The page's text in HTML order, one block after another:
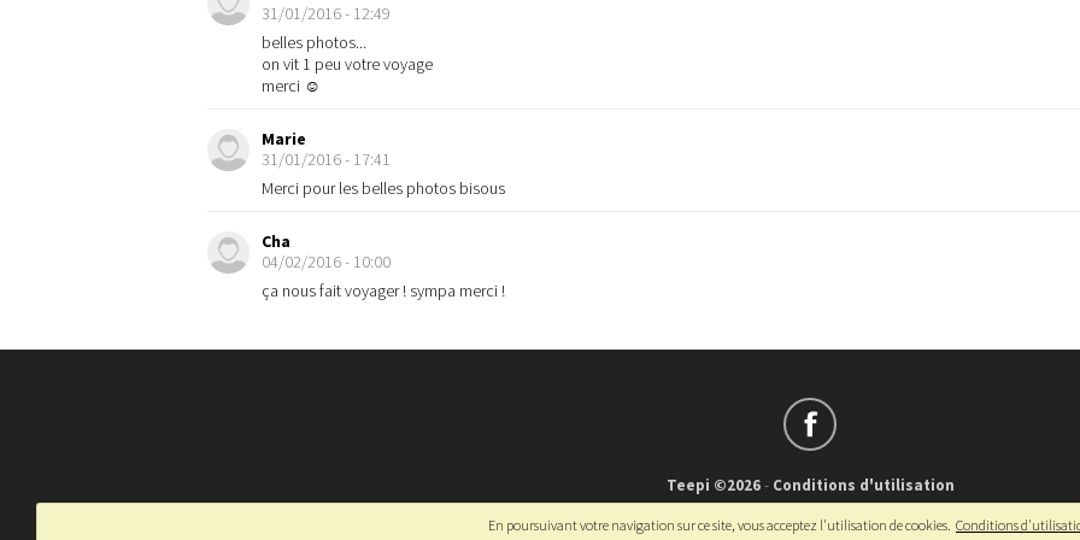
31/01/2016 - 12:49
belles photos...
on vit 1 peu votre voyage
merci ☺
Marie
31/01/2016 - 17:41
Merci pour les belles photos bisous
Cha
04/02/2016 - 10:00
ça nous fait voyager ! sympa merci !
Teepi ©2026- Conditions d'utilisation
Français- English
En poursuivant votre navigation sur ce site, vous acceptez l'utilisation de cookies. Conditions